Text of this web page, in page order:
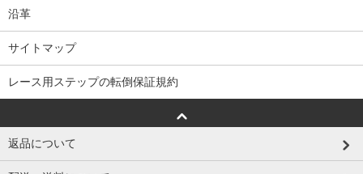
沿革
サイトマップ
レース用ステップの転倒保証規約
返品について